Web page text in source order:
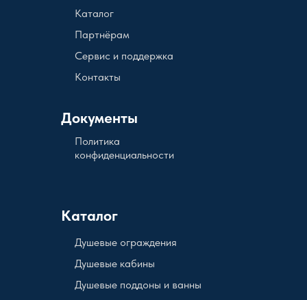
Документы
Каталог
Политика
конфиденциальности
Партнёрам
Сервис и поддержка
Контакты
Каталог
Душевые кабины
Душевые поддоны и ванны
Душевые ограждения